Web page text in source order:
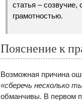
статья – созвучие,
грамотностью.
Пояснение к
Возможная причина
«сберечь несколько
обманчивы. В первом